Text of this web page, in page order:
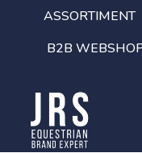
ASSORTIMENT
B2B